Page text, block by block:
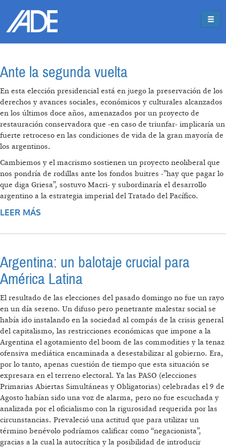
Ante la segunda vuelta
En esta elección presidencial está en juego la preservación de los
derechos y avances sociales, económicos y culturales alcanzados
en los últimos doce años, amenazados por un proyecto de
restauración conservadora que -en caso de triunfar- implicaría un
fuerte retroceso en las condiciones de vida de la gran mayoría de
los argentinos.
Cambiemos y el macrismo sostienen un proyecto neoliberal que
nos pondría de rodillas ante los fondos buitres -”hay que pagar lo
que diga Griesa”, sostuvo Macri- y subordinaría el desarrollo
argentino a la estrategia imperial del Tratado del Pacífico.
LEER MÁS
Argentina: un balotaje crucial para
América Latina
El resultado de las elecciones del pasado domingo no fue un rayo
en un día sereno. Un difuso pero penetrante malestar social se
había ido instalando en la sociedad al compás de la crisis general
del capitalismo, las restricciones económicas que impone a la
Argentina el agotamiento del boom de las commodities y la tenaz
ofensiva mediática encaminada a desestabilizar al gobierno. Era,
por lo tanto, apenas cuestión de tiempo que esta situación se
expresara en el terreno electoral. Ya las PASO (elecciones
Primarias Abiertas Simultáneas y Obligatorias) celebradas el 9 de
Agosto habían sido una voz de alarma, pero no fue escuchada y
analizada por el oficialismo con la rigurosidad requerida por las
circunstancias. Prevaleció una actitud que para utilizar un
término benévolo podríamos calificar como “negacionista”,
gracias a la cual la autocrítica y la posibilidad de introducir